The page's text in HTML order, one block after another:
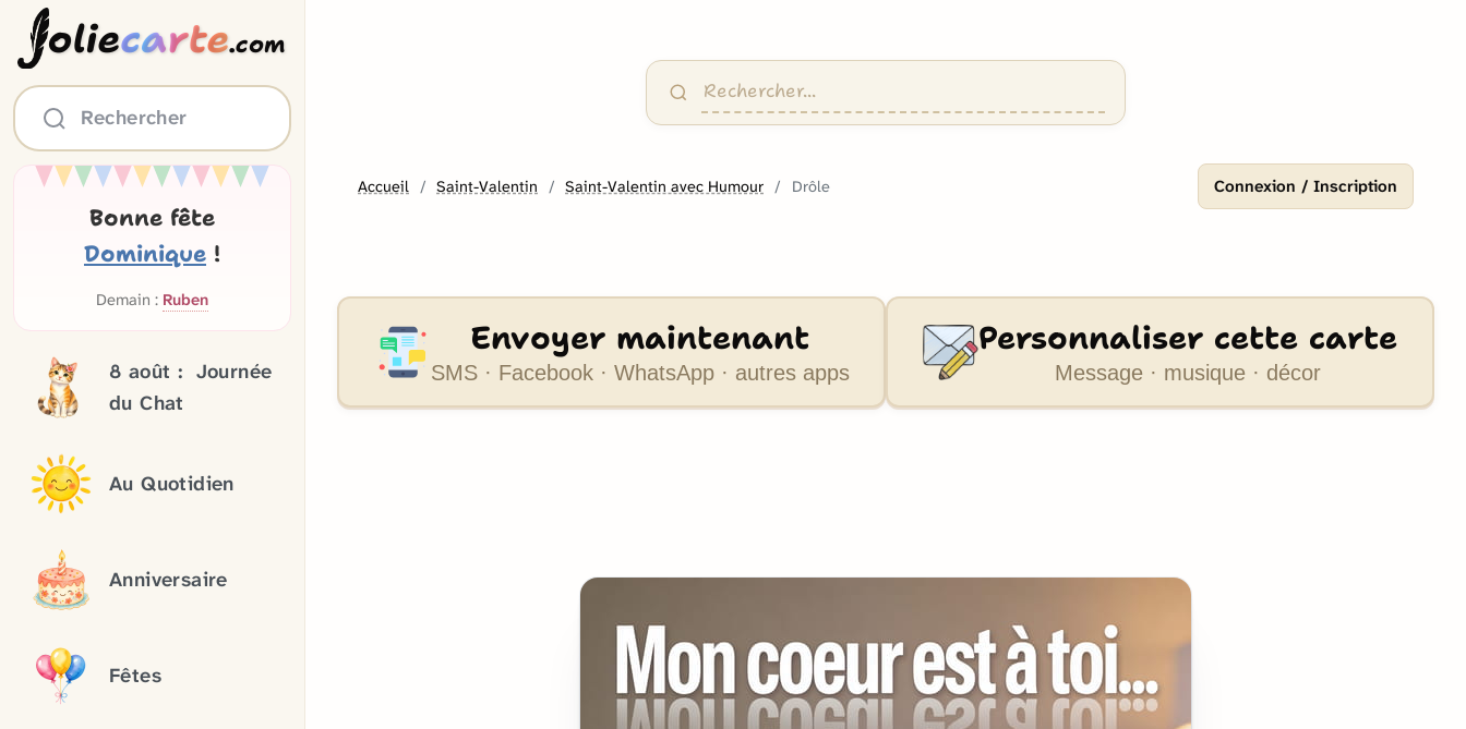
oliecarte.com
Rechercher
Bonne fête
Dominique !
Demain : Ruben
8 août : Journée
du Chat
Au Quotidien
Anniversaire
Fêtes
Accueil Saint-Valentin Saint-Valentin avec Humour Drôle Connexion / Inscription
Envoyer maintenant
SMS · Facebook · WhatsApp · autres apps
Personnaliser cette carte
Message · musique · décor